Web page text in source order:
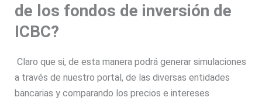
de los fondos de inversión de
ICBC?
Claro que si, de esta manera podrá generar simulaciones
a través de nuestro portal, de las diversas entidades
bancarias y comparando los precios e intereses